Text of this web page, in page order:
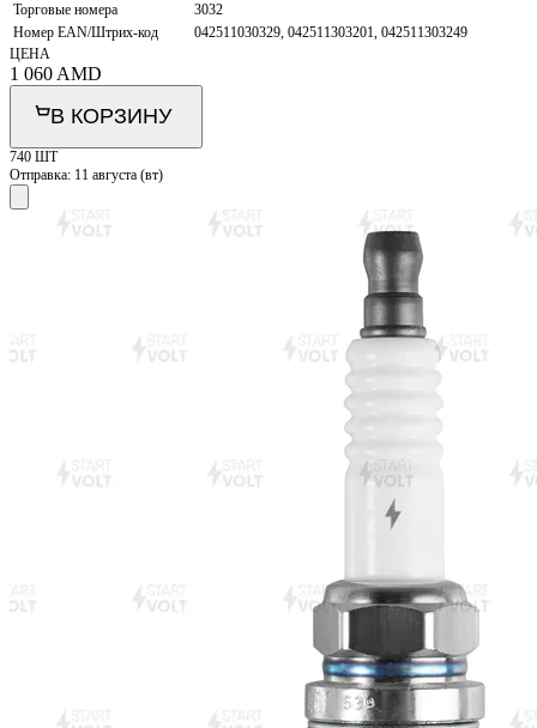
Торговые номера
3032
Номер EAN/Штрих-код
042511030329, 042511303201, 042511303249
ЦЕНА
1 060 AMD
В КОРЗИНУ
740 ШТ
Отправка: 11 августа (вт)